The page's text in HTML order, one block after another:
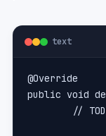
text
@Override
public void
//